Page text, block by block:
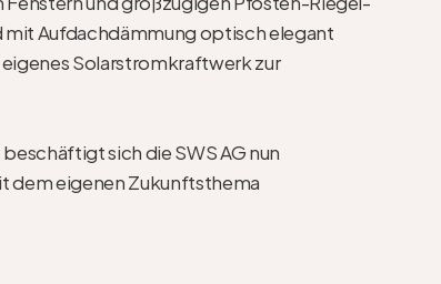
mit Aufdachdämmung optisch elegant
Solarstromkraftwerk zur
sich die SWS AG nun
dem eigenen Zukunftsthema